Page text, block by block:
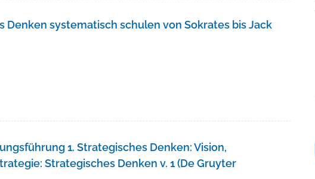
Denken systematisch schulen von Sokrates bis Jack
1. Strategisches Denken: Vision,
Strategisches Denken v. 1 (De Gruyter